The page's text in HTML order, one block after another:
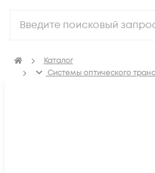
Каталог
Системы оптического